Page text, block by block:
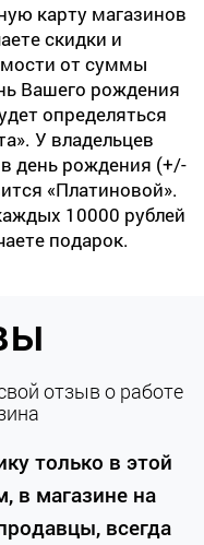
карту магазинов
скидки и
от суммы
Вашего рождения
определяться
У владельцев
день рождения (+/-
«Платиновой».
10000 рублей
подарок.
отзыв о работе
только в этой
в магазине на
всегда